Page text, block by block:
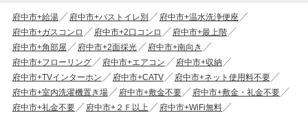
府中市+給湯 府中市+バストイレ別
府中市+温水洗浄便座
府中市+ガスコンロ
府中市+2口コンロ
府中市+最上階
府中市+角部屋
府中市+2面採光
府中市+南向き
府中市+フローリング
府中市+エアコン
府中市+収納
府中市+TVインターホン
府中市+CATV
府中市+ネット使用料不要
府中市+室内洗濯機置き場
府中市+敷金不要
府中市+敷金・礼金不要
府中市+礼金不要
府中市+２Ｆ以上
府中市+WiFi無料